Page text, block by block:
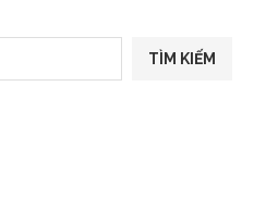
TÌM KIẾM